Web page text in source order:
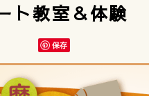
ト教室＆体験
保存